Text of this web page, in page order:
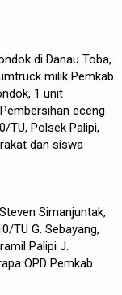
di Danau Toba,
milik Pemkab
1 unit
eceng
TU, Polsek Palipi,
dan siswa
Simanjuntak,
TU G. Sebayang,
Palipi J.
OPD Pemkab